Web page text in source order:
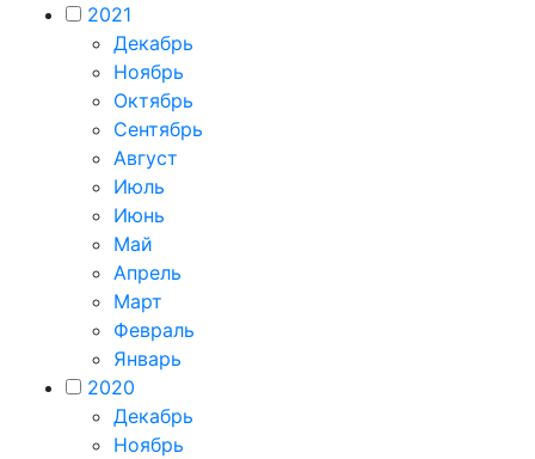
2021
Декабрь
Ноябрь
Октябрь
Сентябрь
Август
Июль
Июнь
Май
Апрель
Март
Февраль
Январь
2020
Декабрь
Ноябрь